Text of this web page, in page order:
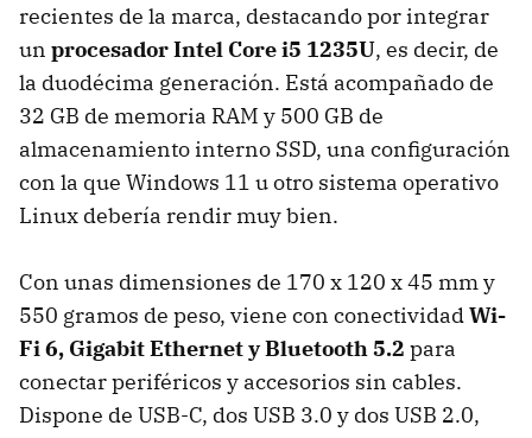
recientes de la marca, destacando por integrar
un procesador Intel Core i5 1235U, es decir, de
la duodécima generación. Está acompañado de
32 GB de memoria RAM y 500 GB de
almacenamiento interno SSD, una configuración
con la que Windows 11 u otro sistema operativo
Linux debería rendir muy bien.
Con unas dimensiones de 170 x 120 x 45 mm y
550 gramos de peso, viene con conectividadWi-
Fi 6, Gigabit Ethernet y Bluetooth 5.2 para
conectar periféricos y accesorios sin cables.
Dispone de USB-C, dos USB 3.0 y dos USB 2.0,